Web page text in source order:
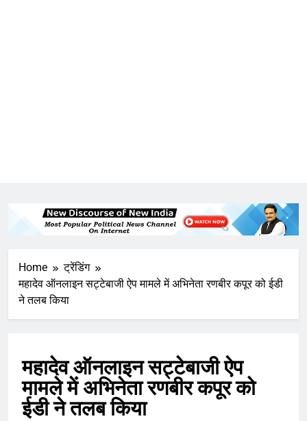
Home
ट्रेंडिंग
महादेव ऑनलाइन सट्टेबाजी ऐप मामले में अभिनेता रणबीर कपूर को ईडी
ने तलब किया
महादेव ऑनलाइन सट्टेबाजी ऐप
मामले में अभिनेता रणबीर कपूर को
ईडी ने तलब किया